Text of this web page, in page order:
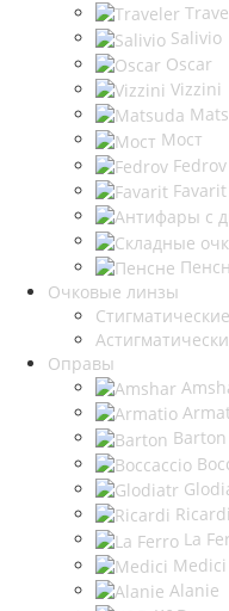
Salivio
Oscar
Vizzini
Мост
Fedrov
Favarit
Очковые линзы
Стигматические
Оправы
Barton
Ricardi
La
Medici
Alanie